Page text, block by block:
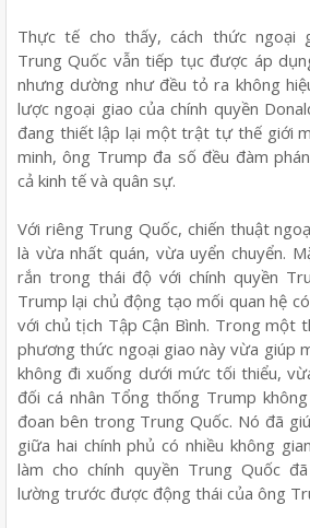
Thực tế cho thấy, cách thức ngoại
Trung Quốc vẫn tiếp tục được áp
nhưng dường như đều tỏ ra không
lược ngoại giao của chính quyền
đang thiết lập lại một trật tự thế giới
minh, ông Trump đa số đều đàm
cả kinh tế và quân sự.
Với riêng Trung Quốc, chiến thuật
là vừa nhất quán, vừa uyển chuyển.
rắn trong thái độ với chính quyền
Trump lại chủ động tạo mối quan hệ
với chủ tịch Tập Cận Bình. Trong một
phương thức ngoại giao này vừa giúp
không đi xuống dưới mức tối thiểu,
đối cá nhân Tổng thống Trump
đoan bên trong Trung Quốc. Nó đã
giữa hai chính phủ có nhiều không
làm cho chính quyền Trung Quốc
lường trước được động thái của ông